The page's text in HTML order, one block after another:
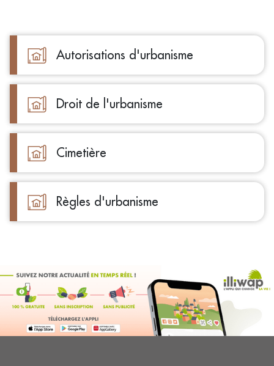
Autorisations d'urbanisme
Droit de l'urbanisme
Cimetière
Règles d'urbanisme